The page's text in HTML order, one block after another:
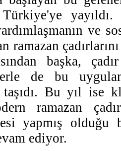
ve
ramazan
başka,
de bu
Bu yıl ise
ramazan
yapmış
ediyor.